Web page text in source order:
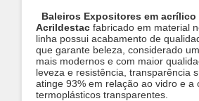
Baleiros Expositores em acrílico
Acrildestac fabricado em material
linha possui acabamento de
que garante beleza, considerado
mais modernos e com maior
leveza e resistência, transparência
atinge 93% em relação ao vidro e a
termoplásticos transparentes.